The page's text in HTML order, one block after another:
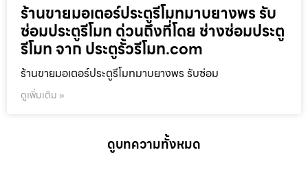
ร้านขายมอเตอร์ประตูรีโมทมาบยางพร รับ
ซ่อมประตูรีโมท ด่วนถึงที่โดย ช่างซ่อมประตู
รีโมท จาก ประตูรั้วรีโมท.com
ร้านขายมอเตอร์ประตูรีโมทมาบยางพร รับซ่อม
ดูเพิ่มเติม »
ดูบทความทั้งหมด